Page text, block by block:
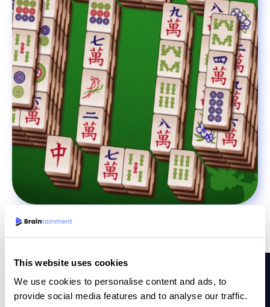
This website uses cookies
We use cookies to personalise content and ads, to
provide social media features and to analyse our traffic.